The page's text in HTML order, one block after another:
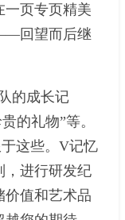
一页专页精美
回望而后继
的成长记
的礼物”等。
这些。V记忆
，进行研发纪
价值和艺术品